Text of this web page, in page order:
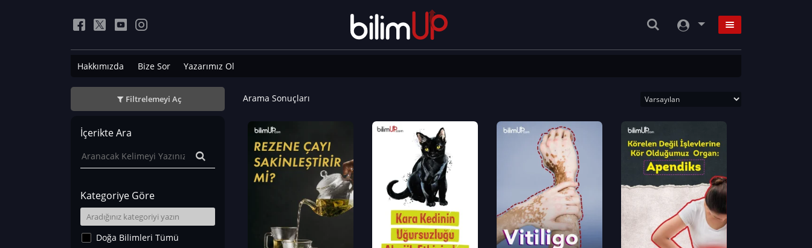
Hakkımızda Bize Sor Yazarımız Ol
Filtrelemeyi Aç
İçerikte Ara
Kategoriye Göre
Doğa Bilimleri Tümü
Arama Sonuçları